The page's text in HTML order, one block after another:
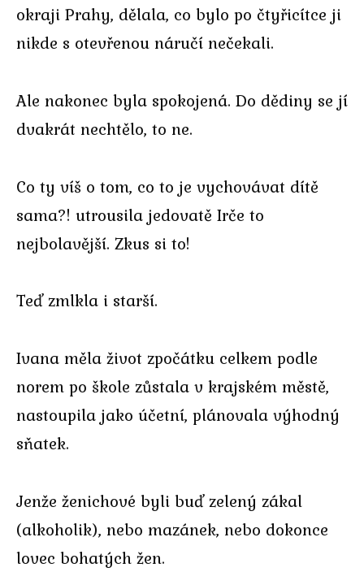
okraji Prahy, dělala, co bylo po čtyřicítce ji
nikde s otevřenou náručí nečekali.
Ale nakonec byla spokojená. Do dědiny se jí
dvakrát nechtělo, to ne.
Co ty víš o tom, co to je vychovávat dítě
sama?! utrousila jedovatě Irče to
nejbolavější. Zkus si to!
Teď zmlkla i starší.
Ivana měla život zpočátku celkem podle
norem po škole zůstala v krajském městě,
nastoupila jako účetní, plánovala výhodný
sňatek.
Jenže ženichové byli buď zelený zákal
(alkoholik), nebo mazánek, nebo dokonce
lovec bohatých žen.